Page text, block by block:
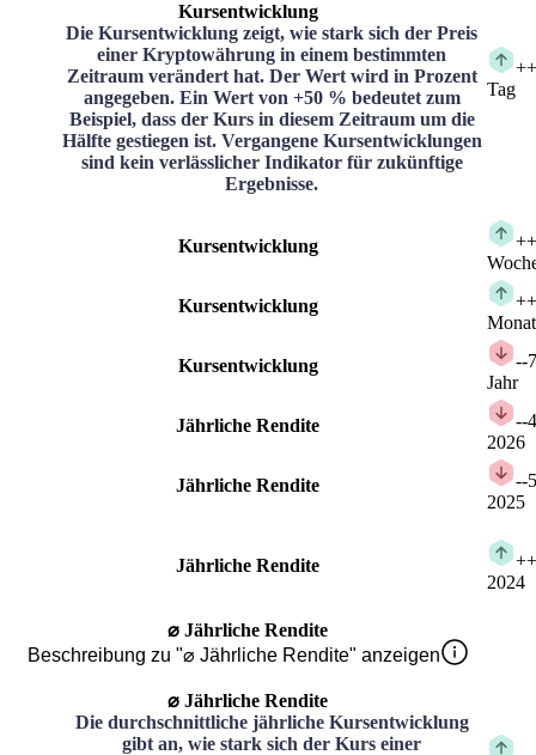
Kursentwicklung
Die Kursentwicklung zeigt, wie stark sich der Preis
einer Kryptowährung in einem bestimmten
Zeitraum verändert hat. Der Wert wird in Prozent
angegeben. Ein Wert von +50 % bedeutet zum
Beispiel, dass der Kurs in diesem Zeitraum um die
Hälfte gestiegen ist. Vergangene Kursentwicklungen
sind kein verlässlicher Indikator für zukünftige
Ergebnisse.
+
Tag
Kursentwicklung +
Kursentwicklung +
Monat
Kursentwicklung --
Jahr
Jährliche Rendite --
2026
Jährliche Rendite --
2025
Jährliche Rendite +
2024
⌀ Jährliche Rendite
Beschreibung zu "⌀ Jährliche Rendite" anzeigen
⌀ Jährliche Rendite
Die durchschnittliche jährliche Kursentwicklung
gibt an, wie stark sich der Kurs einer